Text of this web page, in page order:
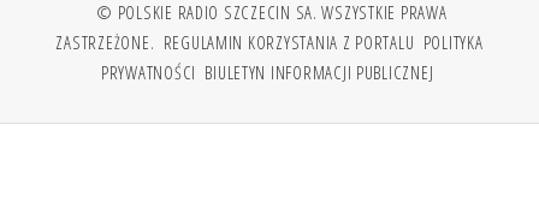
© POLSKIE RADIO SZCZECIN SA. WSZYSTKIE PRAWA
ZASTRZEŻONE. REGULAMIN KORZYSTANIA Z PORTALU POLITYKA
PRYWATNOŚCI BIULETYN INFORMACJI PUBLICZNEJ